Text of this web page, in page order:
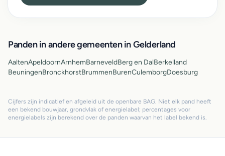
Panden in andere gemeenten in Gelderland
AaltenApeldoornArnhemBarneveldBerg en DalBerkelland
BeuningenBronckhorstBrummenBurenCulemborgDoesburg
Cijfers zijn indicatief en afgeleid uit de openbare BAG. Niet elk pand heeft
een bekend bouwjaar, grondvlak of energielabel; percentages voor
energielabels zijn berekend over de panden waarvan het label bekend is.